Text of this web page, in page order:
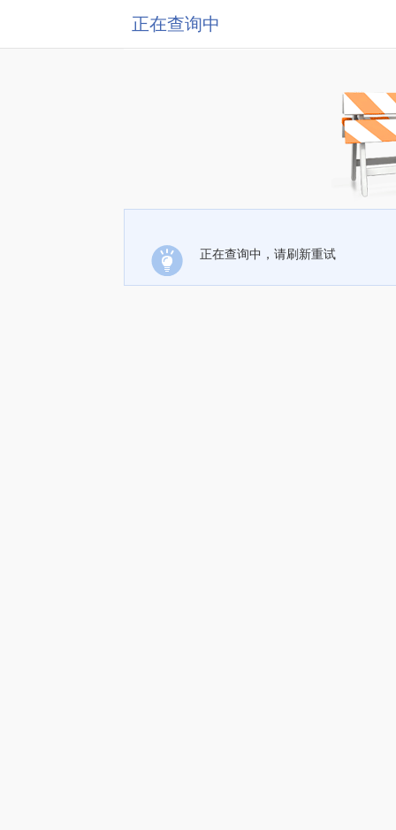
正在查询中
正在查询中，请刷新重试